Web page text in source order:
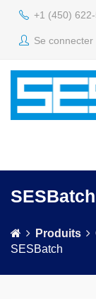
+1 (450)
Se connecter
SESBatch
Produits
SESBatch